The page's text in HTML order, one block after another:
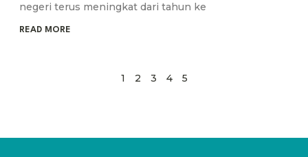
negeri terus meningkat dari tahun ke
READ MORE
1 2 3 4 5